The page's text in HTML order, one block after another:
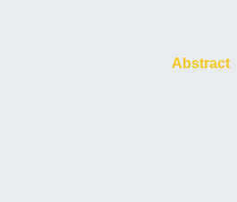
Abstract